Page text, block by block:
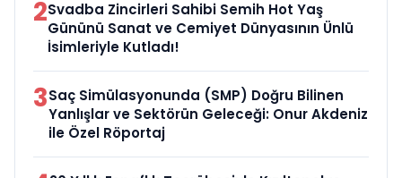
2Svadba Zincirleri Sahibi Semih Hot Yaş
Gününü Sanat ve Cemiyet Dünyasının Ünlü
İsimleriyle Kutladı!
3Saç Simülasyonunda (SMP) Doğru Bilinen
Yanlışlar ve Sektörün Geleceği: Onur Akdeniz
ile Özel Röportaj